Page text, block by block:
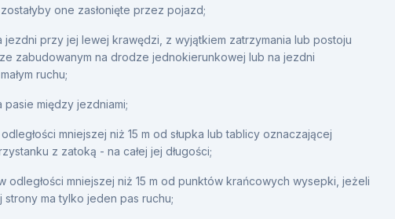
one zasłonięte przez pojazd;
jezdni przy jej lewej krawędzi, z wyjątkiem zatrzymania lub postoju
zabudowanym na drodze jednokierunkowej lub na jezdni
ruchu;
pasie między jezdniami;
mniejszej niż 15 m od słupka lub tablicy oznaczającej
z zatoką - na całej jej długości;
odległości mniejszej niż 15 m od punktów krańcowych wysepki, jeżeli
ma tylko jeden pas ruchu;